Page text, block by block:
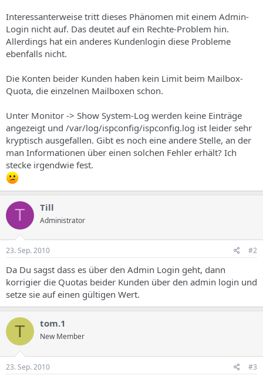
Interessanterweise tritt dieses Phänomen mit einem Admin-
Login nicht auf. Das deutet auf ein Rechte-Problem hin.
Allerdings hat ein anderes Kundenlogin diese Probleme
ebenfalls nicht.
Die Konten beider Kunden haben kein Limit beim Mailbox-
Quota, die einzelnen Mailboxen schon.
Unter Monitor -> Show System-Log werden keine Einträge
angezeigt und /var/log/ispconfig/ispconfig.log ist leider sehr
kryptisch ausgefallen. Gibt es noch eine andere Stelle, an der
man Informationen über einen solchen Fehler erhält? Ich
stecke irgendwie fest.
T Till
Administrator
23. Sep. 2010 #2
Da Du sagst dass es über den Admin Login geht, dann
korrigier die Quotas beider Kunden über den admin login und
setze sie auf einen gültigen Wert.
T tom.1
New Member
23. Sep. 2010 #3